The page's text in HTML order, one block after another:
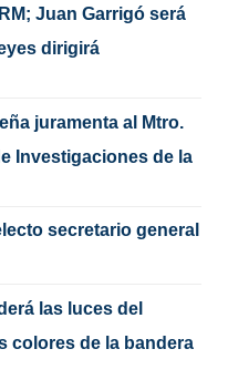
Juan Garrigó será
dirigirá
juramenta al Mtro.
Investigaciones de la
secretario general
las luces del
colores de la bandera